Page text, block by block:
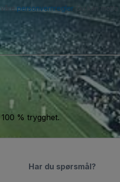
personvernregler. Du kan
% trygghet.
Har du spørsmål?